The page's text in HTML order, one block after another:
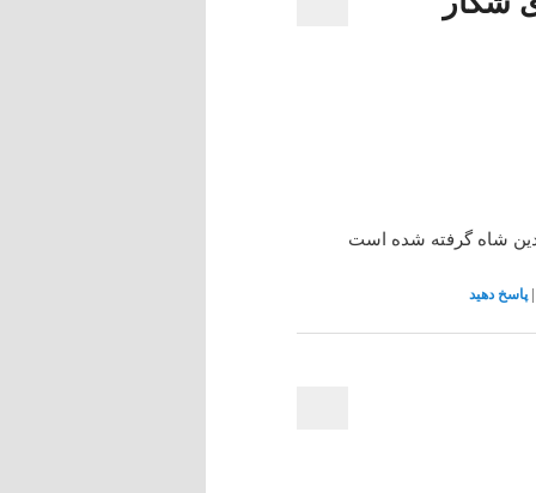
شاه گرفته شده است
| پاسخ دهید